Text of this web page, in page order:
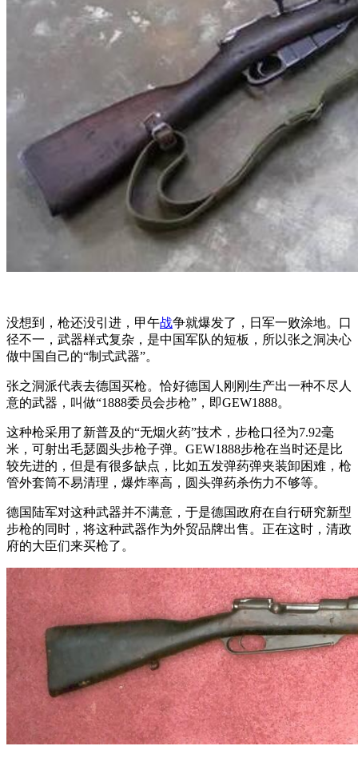
没想到，枪还没引进，甲午战争就爆发了，日军一败涂地。口
径不一，武器样式复杂，是中国军队的短板，所以张之洞决心
做中国自己的“制式武器”。
张之洞派代表去德国买枪。恰好德国人刚刚生产出一种不尽人
意的武器，叫做“1888委员会步枪”，即GEW1888。
这种枪采用了新普及的“无烟火药”技术，步枪口径为7.92毫
米，可射出毛瑟圆头步枪子弹。GEW1888步枪在当时还是比
较先进的，但是有很多缺点，比如五发弹药弹夹装卸困难，枪
管外套筒不易清理，爆炸率高，圆头弹药杀伤力不够等。
德国陆军对这种武器并不满意，于是德国政府在自行研究新型
步枪的同时，将这种武器作为外贸品牌出售。正在这时，清政
府的大臣们来买枪了。